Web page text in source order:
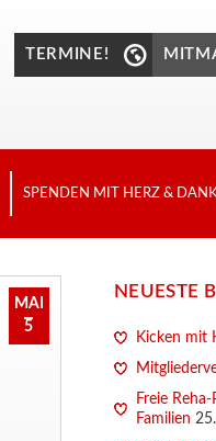
TERMINE!
SPENDEN MIT HERZ &
MAI
5
NEUESTE
Kicken mit
Freie
Familien